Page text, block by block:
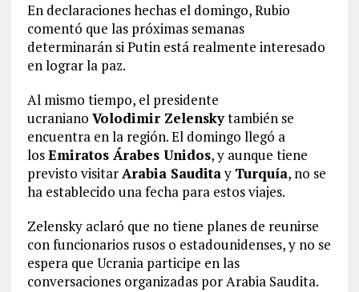
En declaraciones hechas el domingo, Rubio
comentó que las próximas semanas
determinarán si Putin está realmente interesado
en lograr la paz.
Al mismo tiempo, el presidente
ucraniano Volodimir Zelenskytambién se
encuentra en la región. El domingo llegó a
losEmiratos Árabes Unidos, y aunque tiene
previsto visitarArabia Sauditay Turquía, no se
ha establecido una fecha para estos viajes.
Zelensky aclaró que no tiene planes de reunirse
con funcionarios rusos o estadounidenses, y no se
espera que Ucrania participe en las
conversaciones organizadas por Arabia Saudita.